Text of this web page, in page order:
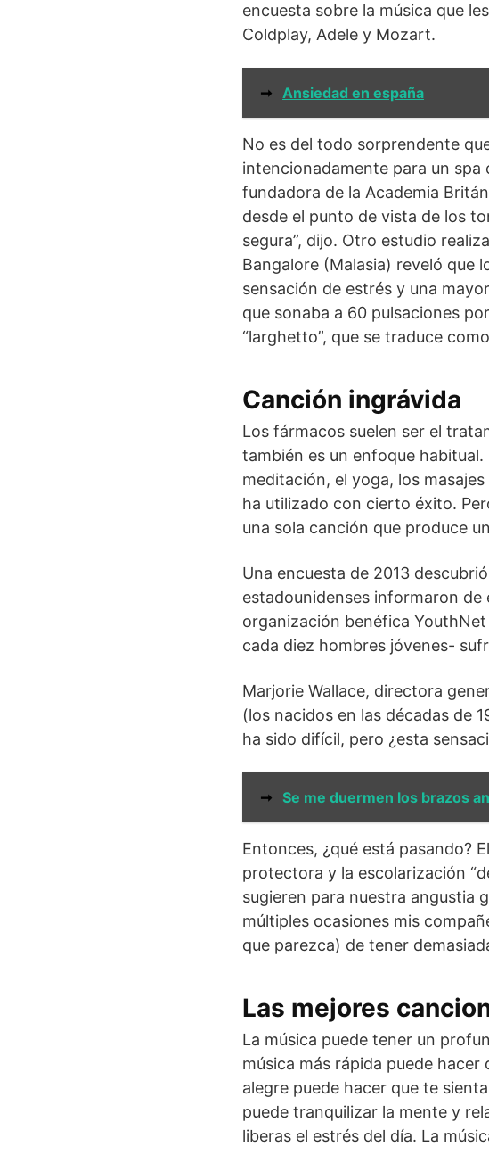
encuesta sobre la música que
Coldplay, Adele y Mozart.
➞ Ansiedad en españa
No es del todo sorprendente
intencionadamente para un
fundadora de la Academia
desde el punto de vista de los
segura”, dijo. Otro estudio
Bangalore (Malasia) reveló que
sensación de estrés y una
que sonaba a 60 pulsaciones
“larghetto”, que se traduce
Canción ingrávida
Los fármacos suelen ser el
también es un enfoque
meditación, el yoga, los
ha utilizado con cierto éxito.
una sola canción que produce
Una encuesta de 2013
estadounidenses informaron de
organización benéfica
cada diez hombres jóvenes-
Marjorie Wallace, directora
(los nacidos en las décadas de
ha sido difícil, pero ¿esta
➞ Se me duermen los brazos
Entonces, ¿qué está pasando?
protectora y la escolarización
sugieren para nuestra angustia
múltiples ocasiones mis
que parezca) de tener
Las mejores
La música puede tener un
música más rápida puede
alegre puede hacer que te
puede tranquilizar la mente y
liberas el estrés del día. La